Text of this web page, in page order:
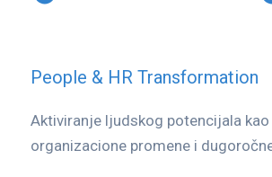
People & HR Transformation
Aktiviranje ljudskog potencijala
organizacione promene i